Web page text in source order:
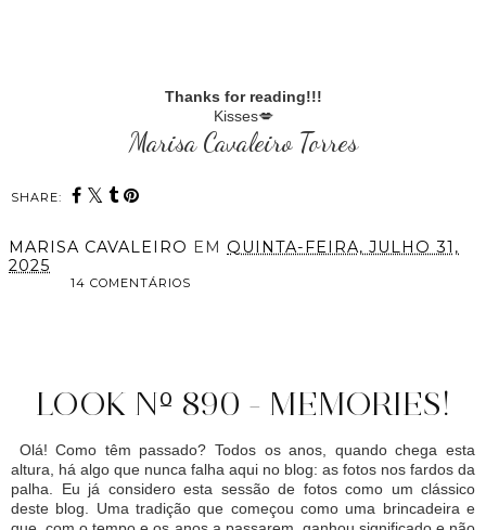
Thanks for reading!!!
Kisses💋
Marisa Cavaleiro Torres
SHARE:
MARISA CAVALEIRO EM QUINTA-FEIRA, JULHO 31,
2025
14 COMENTÁRIOS
LOOK Nº 890 - MEMORIES!
Olá! Como têm passado? Todos os anos, quando chega esta
altura, há algo que nunca falha aqui no blog: as fotos nos fardos da
palha. Eu já considero esta sessão de fotos como um clássico
deste blog. Uma tradição que começou como uma brincadeira e